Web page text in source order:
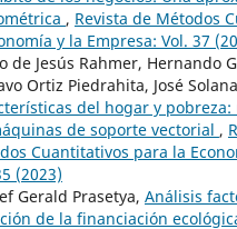
, Revista de Métodos
y la Empresa: Vol. 37
de Jesús Rahmer, Hernando
Ortiz Piedrahita, José
del hogar y
de soporte vectorial ,
Cuantitativos para la
(2023)
Gerald Prasetya, Análisis
de la financiación